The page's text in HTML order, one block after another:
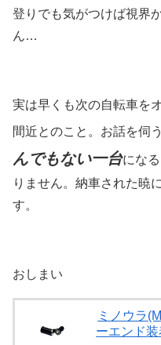
登りでも気がつけば視界
ん…
実は早くも次の自転車を
間近とのこと。お話を伺
んでもない一台にな
りません。納車された暁
す。
おしまい
ミノウラ
ーエンド